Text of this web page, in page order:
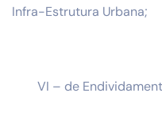
Infra-Estrutura Urbana;
VI – de